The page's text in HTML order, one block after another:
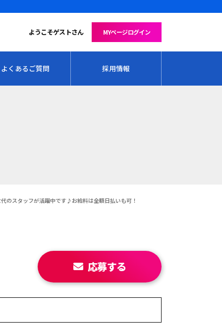
ようこそゲストさん MYページログイン
よくあるご質問 採用情報
のスタッフが活躍中です♪お給料は全額日払いも可！
応募する